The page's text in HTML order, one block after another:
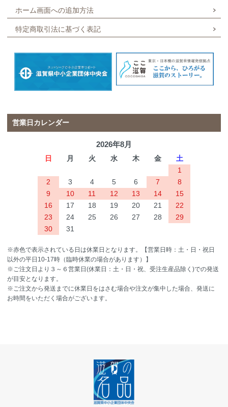
ホーム画面への追加方法
特定商取引法に基づく表記
営業日カレンダー
2026年8月
日 月 火 水 木 金
土
1
2
3 4 5 6 7
8
9
10 11 12 13 14
15
16
17 18 19 20 21
22
23
24 25 26 27 28
29
30
31
※赤色で表示されている日は休業日となります。【営業日時：土・日・祝日
以外の平日10-17時（臨時休業の場合があります）】
※ご注文日より３～６営業日(休業日：土・日・祝、受注生産品除く)での発送
が目安となります。
※ご注文から発送までに休業日をはさむ場合や注文が集中した場合、発送に
お時間をいただく場合がございます。